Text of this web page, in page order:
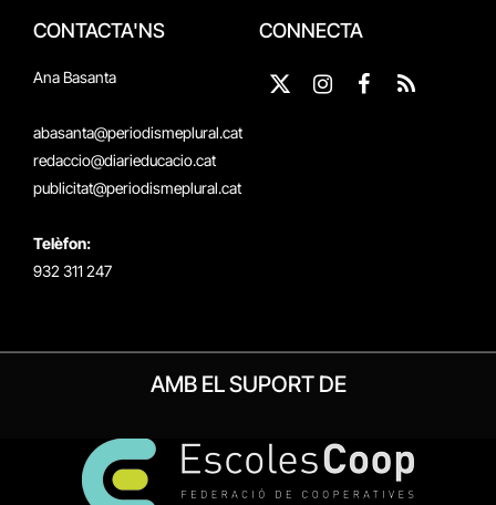
CONTACTA'NS
Ana Basanta
abasanta@periodismeplural.cat
redaccio@diarieducacio.cat
publicitat@periodismeplural.cat
Telèfon:
932 311 247
CONNECTA
X
Instagram
Facebook
RSS
AMB EL SUPORT DE